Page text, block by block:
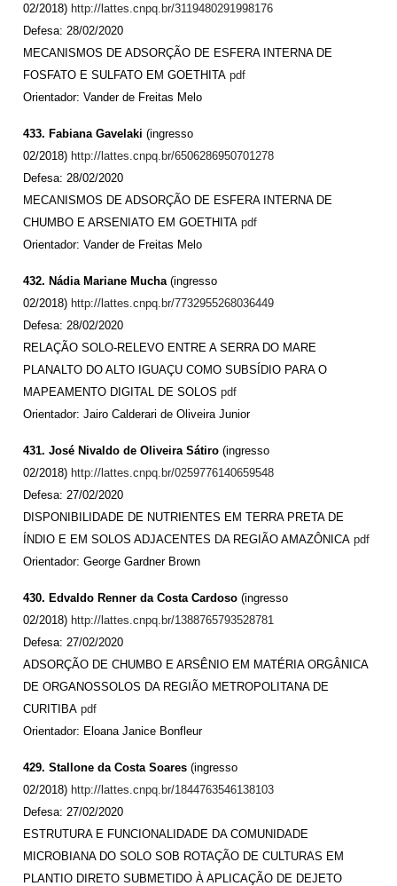
02/2018) http://lattes.cnpq.br/3119480291998176
Defesa: 28/02/2020
MECANISMOS DE ADSORÇÃO DE ESFERA INTERNA DE
FOSFATO E SULFATO EM GOETHITA pdf
Orientador: Vander de Freitas Melo
433. Fabiana Gavelaki (ingresso
02/2018) http://lattes.cnpq.br/6506286950701278
Defesa: 28/02/2020
MECANISMOS DE ADSORÇÃO DE ESFERA INTERNA DE
CHUMBO E ARSENIATO EM GOETHITA pdf
Orientador: Vander de Freitas Melo
432. Nádia Mariane Mucha (ingresso
02/2018) http://lattes.cnpq.br/7732955268036449
Defesa: 28/02/2020
RELAÇÃO SOLO-RELEVO ENTRE A SERRA DO MARE
PLANALTO DO ALTO IGUAÇU COMO SUBSÍDIO PARA O
MAPEAMENTO DIGITAL DE SOLOS pdf
Orientador: Jairo Calderari de Oliveira Junior
431. José Nivaldo de Oliveira Sátiro (ingresso
02/2018) http://lattes.cnpq.br/0259776140659548
Defesa: 27/02/2020
DISPONIBILIDADE DE NUTRIENTES EM TERRA PRETA DE
ÍNDIO E EM SOLOS ADJACENTES DA REGIÃO AMAZÔNICA pdf
Orientador: George Gardner Brown
430. Edvaldo Renner da Costa Cardoso (ingresso
02/2018) http://lattes.cnpq.br/1388765793528781
Defesa: 27/02/2020
ADSORÇÃO DE CHUMBO E ARSÊNIO EM MATÉRIA ORGÂNICA
DE ORGANOSSOLOS DA REGIÃO METROPOLITANA DE
CURITIBA pdf
Orientador: Eloana Janice Bonfleur
429. Stallone da Costa Soares (ingresso
02/2018) http://lattes.cnpq.br/1844763546138103
Defesa: 27/02/2020
ESTRUTURA E FUNCIONALIDADE DA COMUNIDADE
MICROBIANA DO SOLO SOB ROTAÇÃO DE CULTURAS EM
PLANTIO DIRETO SUBMETIDO À APLICAÇÃO DE DEJETO